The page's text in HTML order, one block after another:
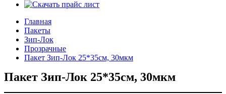
Главная
Пакеты
Зип-Лок
Прозрачные
Пакет Зип-Лок 25*35см, 30мкм
Пакет Зип-Лок 25*35см, 30мкм